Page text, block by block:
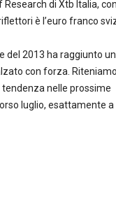
di Xtb Italia,
è l’euro franco
del 2013 ha raggiunto un
con forza. Riteniamo
nelle prossime
luglio, esattamente a